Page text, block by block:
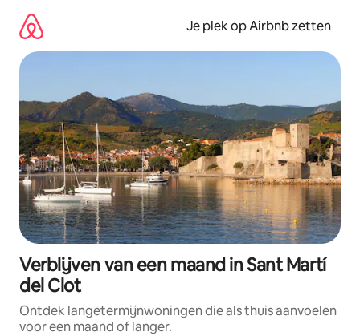
direct
naar
inhoud
Je plek op Airbnb zetten
Verblijven van een maand in Sant Martí
del Clot
Ontdek langetermijnwoningen die als thuis aanvoelen
voor een maand of langer.